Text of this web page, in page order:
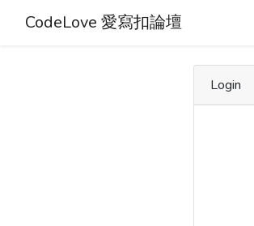
CodeLove 愛寫扣論壇
Login